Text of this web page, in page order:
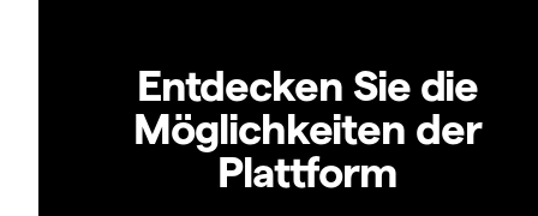
Entdecken Sie die
Möglichkeiten der
Plattform